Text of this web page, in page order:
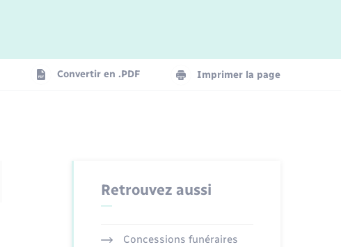
Convertir en .PDF Imprimer la page
Retrouvez aussi
Concessions funéraires